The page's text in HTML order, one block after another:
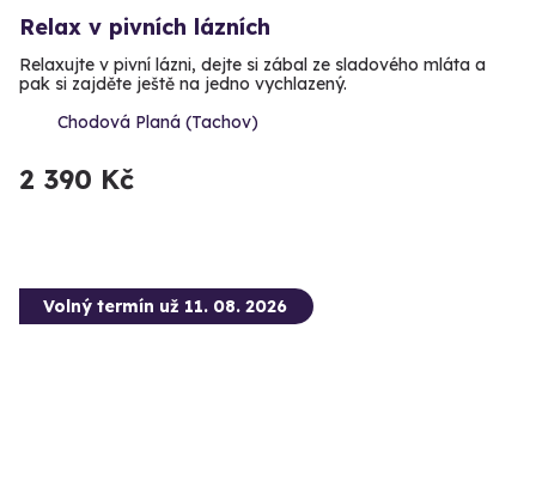
Relax v pivních lázních
Relaxujte v pivní lázni, dejte si zábal ze sladového mláta a
pak si zajděte ještě na jedno vychlazený.
Chodová Planá (Tachov)
2 390 Kč
Volný termín už 11. 08. 2026